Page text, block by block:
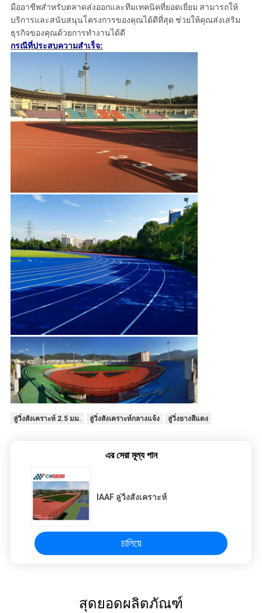
มืออาชีพสำหรับตลาดส่งออกและทีมเทคนิคที่ยอดเยี่ยม สามารถให้
บริการและสนับสนุนโครงการของคุณได้ดีที่สุด ช่วยให้คุณส่งเสริม
ธุรกิจของคุณด้วยการทำงานได้ดี
กรณีที่ประสบความสำเร็จ:
ลู่วิ่งสังเคราะห์ 2.5 มม. ลู่วิ่งสังเคราะห์กลางแจ้ง ลู่วิ่งยางสีแดง
এর সেরা মূল্য পান
IAAF ลู่วิ่งสังเคราะห์
চালিয়ে
สุดยอดผลิตภัณฑ์